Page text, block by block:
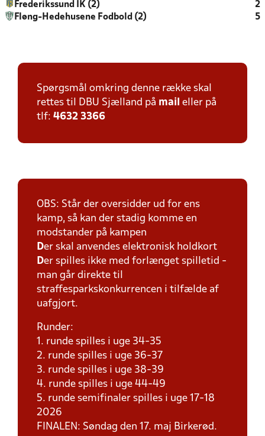
Frederikssund IK (2)
2
Fløng-Hedehusene Fodbold (2)
5
Spørgsmål omkring denne række skal
rettes til DBU Sjælland på mail eller på
tlf: 4632 3366
OBS: Står der oversidder ud for ens
kamp, så kan der stadig komme en
modstander på kampen
Der skal anvendes elektronisk holdkort
Der spilles ikke med forlænget spilletid -
man går direkte til
straffesparkskonkurrencen i tilfælde af
uafgjort.
Runder:
1. runde spilles i uge 34-35
2. runde spilles i uge 36-37
3. runde spilles i uge 38-39
4. runde spilles i uge 44-49
5. runde semifinaler spilles i uge 17-18
2026
FINALEN: Søndag den 17. maj Birkerød.